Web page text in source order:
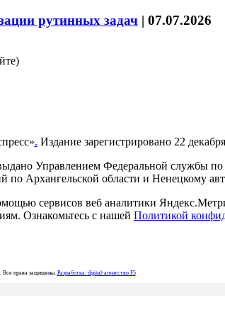
рутинных задач | 07.07.2026
. Издание зарегистрировано 22
Управлением Федеральной службы по
Архангельской области и Ненецкому
сервисов веб аналитики
Ознакомьтесь с нашей Политикой
Все права защищены. Разработка: digital-агентство F5